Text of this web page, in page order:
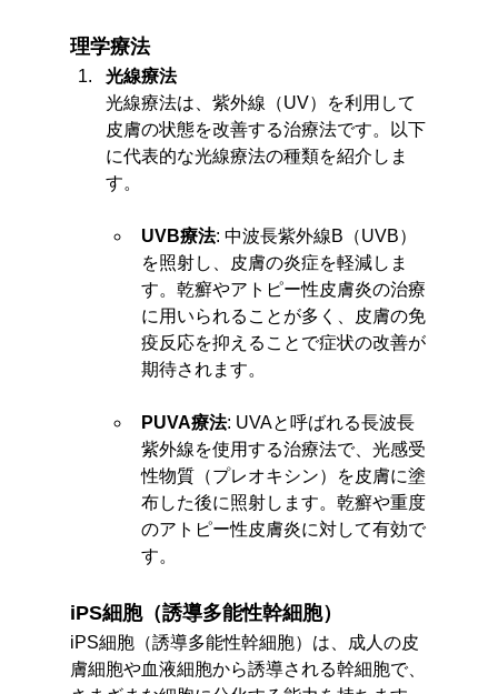
理学療法
光線療法
光線療法は、紫外線（UV）を利用して
皮膚の状態を改善する治療法です。以下
に代表的な光線療法の種類を紹介しま
す。
UVB療法: 中波長紫外線B（UVB）
を照射し、皮膚の炎症を軽減しま
す。乾癬やアトピー性皮膚炎の治療
に用いられることが多く、皮膚の免
疫反応を抑えることで症状の改善が
期待されます。
PUVA療法: UVAと呼ばれる長波長
紫外線を使用する治療法で、光感受
性物質（プレオキシン）を皮膚に塗
布した後に照射します。乾癬や重度
のアトピー性皮膚炎に対して有効で
す。
iPS細胞（誘導多能性幹細胞）
iPS細胞（誘導多能性幹細胞）は、成人の皮
膚細胞や血液細胞から誘導される幹細胞で、